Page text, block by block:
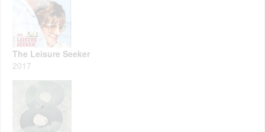
The Leisure Seeker
2017